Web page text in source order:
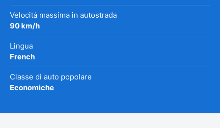
Velocità massima in autostrada
90 km/h
Lingua
French
Classe di auto popolare
Economiche